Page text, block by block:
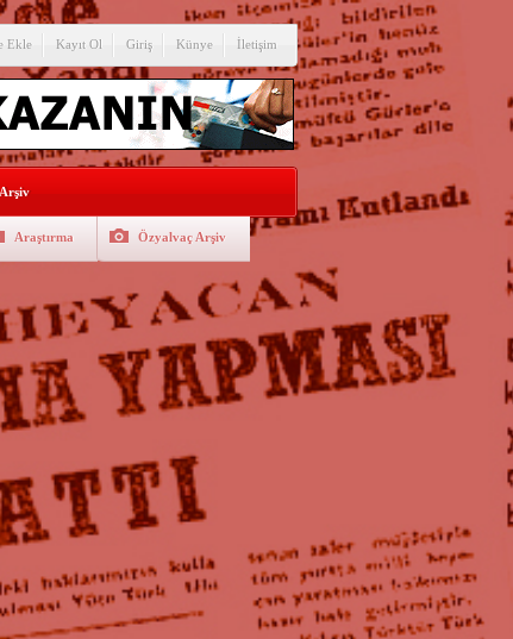
Ekle Kayıt Ol Giriş Künye İletişim
Araştırma Özyalvaç Arşiv